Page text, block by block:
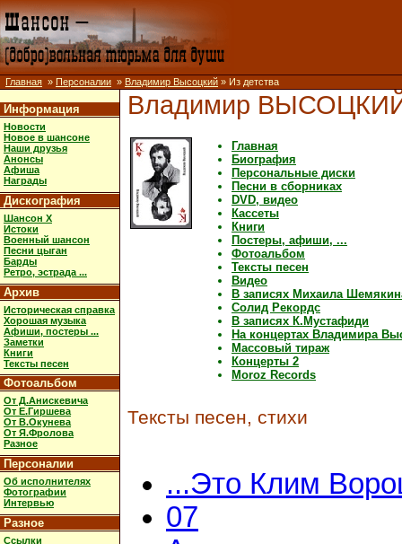
Главная » Персоналии » Владимир Высоцкий » Из детства
Информация
Новости
Новое в шансоне
Наши друзья
Анонсы
Афиша
Награды
Дискография
Шансон X
Истоки
Военный шансон
Песни цыган
Барды
Ретро, эстрада ...
Архив
Историческая справка
Хорошая музыка
Афиши, постеры ...
Заметки
Книги
Тексты песен
Фотоальбом
От Д.Анискевича
От Е.Гиршева
От В.Окунева
От Я.Фролова
Разное
Персоналии
Об исполнителях
Фотографии
Интервью
Разное
Ссылки
Владимир
Главная
Биография
Персональные диски
Песни в сборниках
DVD, видео
Кассеты
Книги
Постеры, афиши, ...
Фотоальбом
Тексты песен
Видео
В записях Михаила
Солид Рекордс
В записях К.Мустафиди
На концертах Владимира
Массовый тираж
Концерты 2
Moroz Records
Тексты песен, стихи
...Это Клим
07